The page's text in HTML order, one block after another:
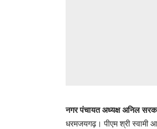
नगर पंचायत अध्यक्ष अनिल
धरमजयगढ़। पीएम श्री स्वामी